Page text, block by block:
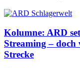
Kolumne: ARD
Streaming – doch
Strecke